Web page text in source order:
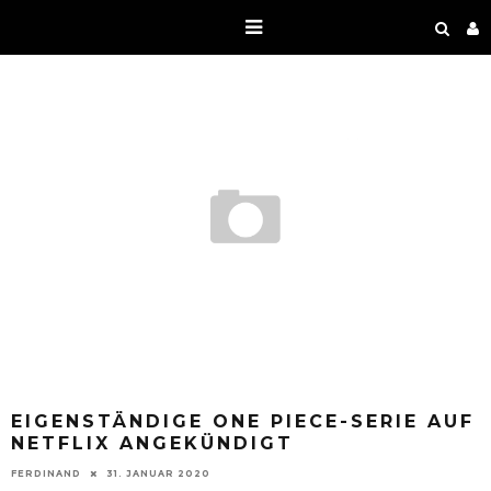
EIGENSTÄNDIGE ONE PIECE-SERIE AUF
NETFLIX ANGEKÜNDIGT
FERDINAND 31. JANUAR 2020